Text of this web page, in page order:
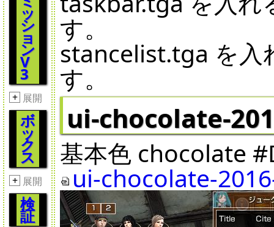
ッ
シ
ョ
ン
V
3
+ 展開
ボ
ッ
ク
ス
+ 展開
検
証
す。
stancelist.tga を入
す。
ui-chocolate-
基本色 chocolate
ui-chocolate-